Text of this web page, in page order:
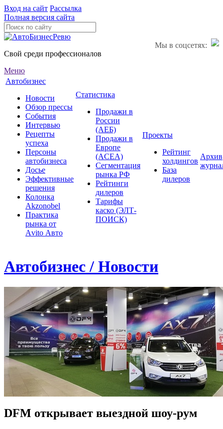
Вход на сайт Рассылка
Полная версия сайта
Мы в соцсетях:
Свой среди профессионалов
Меню
Автобизнес
Новости
Обзор прессы
События
Интервью
Рецепты
успеха
Персоны
автобизнеса
Досье
Эффективные
решения
Колонка
Akzonobel
Практика
рынка от
Аvito Авто
Статистика
Продажи в
России
(АЕБ)
Продажи в
Европе
(ACEA)
Сегментация
рынка РФ
Рейтинги
дилеров
Тарифы
каско (ЭЛТ-
ПОИСК)
Проекты
Рейтинг
холдингов
База
дилеров
Архив
Автобизнес / Новости
DFM открывает выездной шоу-рум